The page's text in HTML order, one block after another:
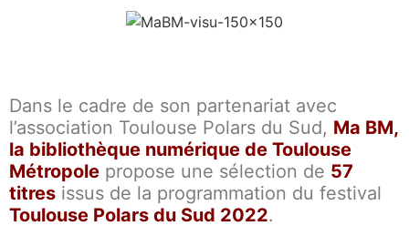
Dans le cadre de son partenariat avec
l’association Toulouse Polars du Sud, Ma BM,
la bibliothèque numérique de Toulouse
Métropole propose une sélection de 57
titres issus de la programmation du festival
Toulouse Polars du Sud 2022.